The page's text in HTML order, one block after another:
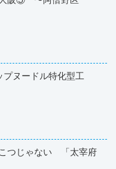
プヌードル特化型工
つじゃない 「太宰府